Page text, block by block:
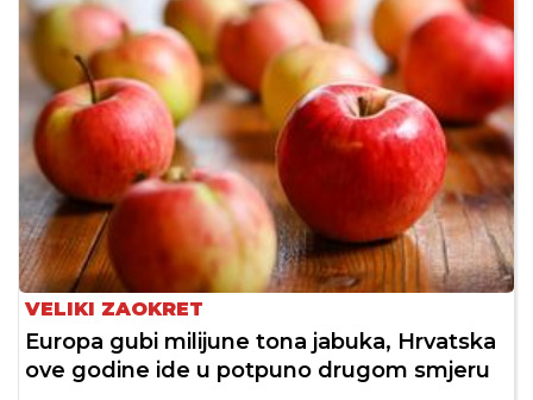
VELIKI ZAOKRET
Europa gubi milijune tona jabuka, Hrvatska
ove godine ide u potpuno drugom smjeru